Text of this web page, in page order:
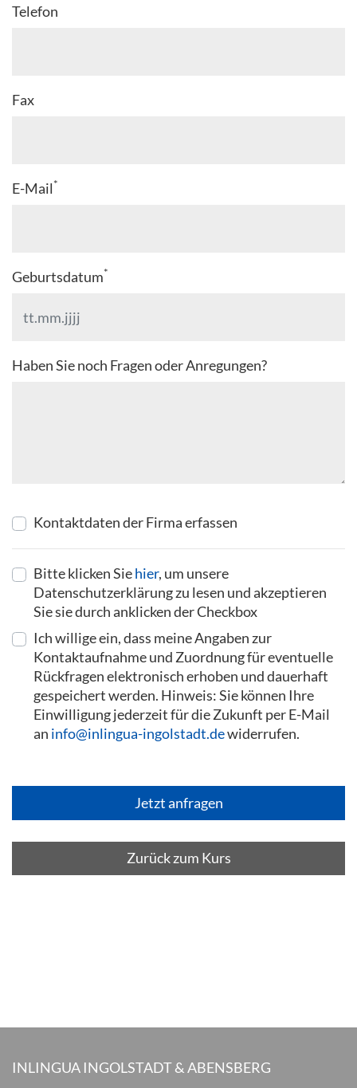
Telefon
Fax
E-Mail*
Geburtsdatum*
Haben Sie noch Fragen oder Anregungen?
Kontaktdaten der Firma erfassen
Bitte klicken Siehier, um unsere
Datenschutzerklärung zu lesen und akzeptieren
Sie sie durch anklicken der Checkbox
Ich willige ein, dass meine Angaben zur
Kontaktaufnahme und Zuordnung für eventuelle
Rückfragen elektronisch erhoben und dauerhaft
gespeichert werden. Hinweis: Sie können Ihre
Einwilligung jederzeit für die Zukunft per E-Mail
an info@inlingua-ingolstadt.dewiderrufen.
Zurück zum Kurs
INLINGUA INGOLSTADT & ABENSBERG